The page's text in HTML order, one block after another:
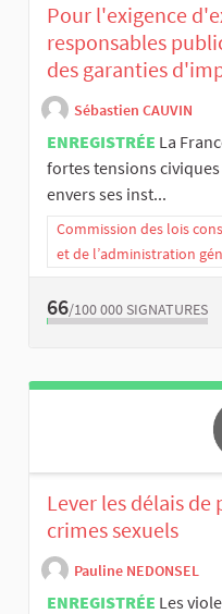
Pour l'exigence
responsables
des garanties
Sébastien CAUVIN
ENREGISTRÉE La
fortes tensions
envers ses inst...
Commission des lois
et de l’administration
66/100 000 SIGNATURES
Lever les délais
crimes sexuels
Pauline NEDONSEL
ENREGISTRÉE Les